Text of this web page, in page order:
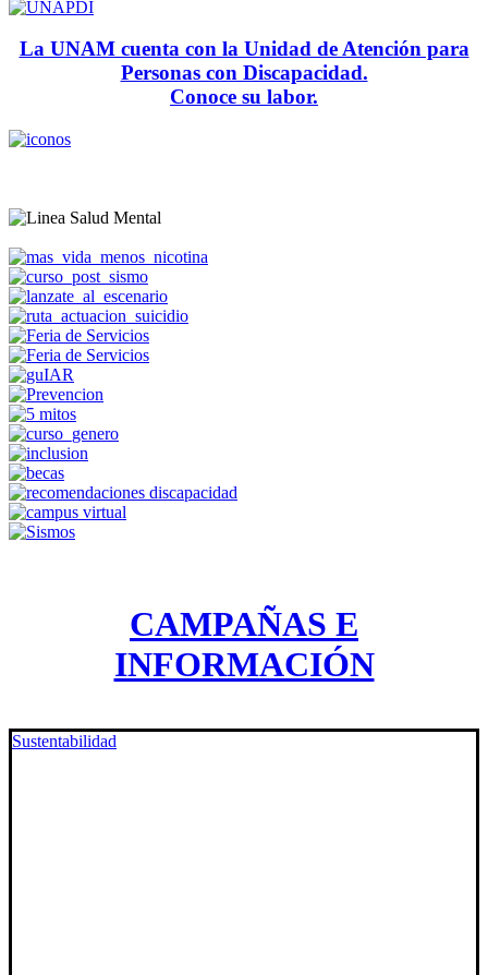
La UNAM cuenta con la Unidad de Atención para
Personas con Discapacidad.
Conoce su labor.
CAMPAÑAS E
INFORMACIÓN
Sustentabilidad